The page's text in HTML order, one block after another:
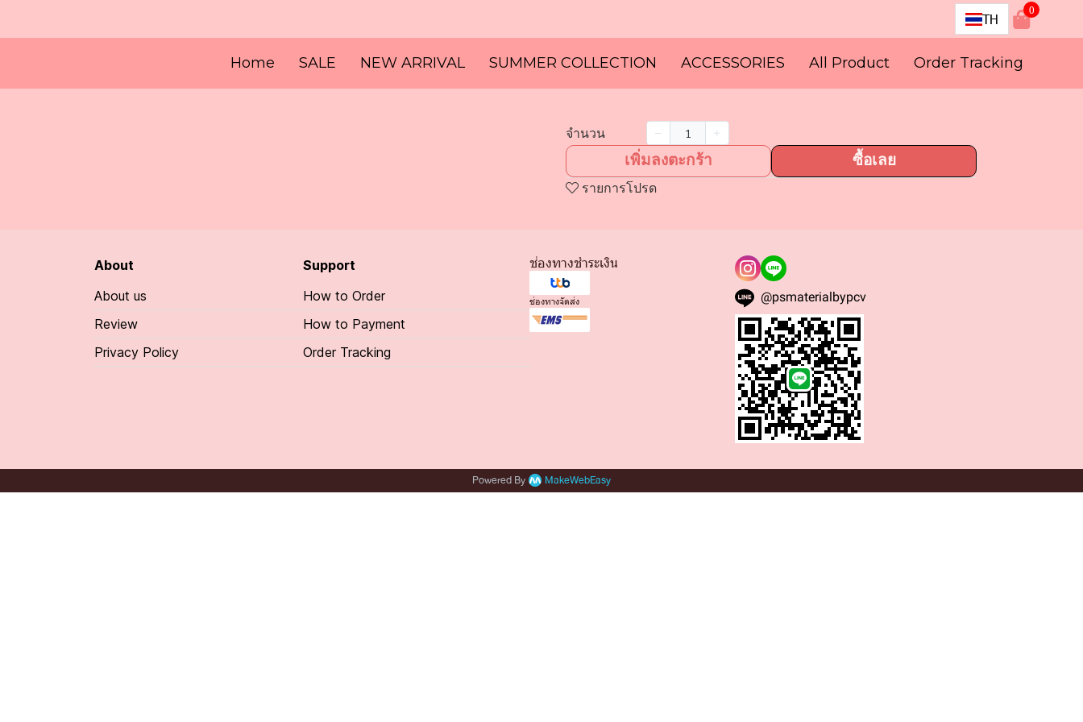
TH
0
Home SALE NEW ARRIVAL SUMMER COLLECTION ACCESSORIES All Product Order Tracking
จำนวน
เพิ่มลงตะกร้า
ซื้อเลย
รายการโปรด
About
About us
Review
Privacy Policy
Support
How to Order
How to Payment
Order Tracking
ช่องทางชำระเงิน
ช่องทางจัดส่ง @psmaterialbypcv
Powered By MakeWebEasy